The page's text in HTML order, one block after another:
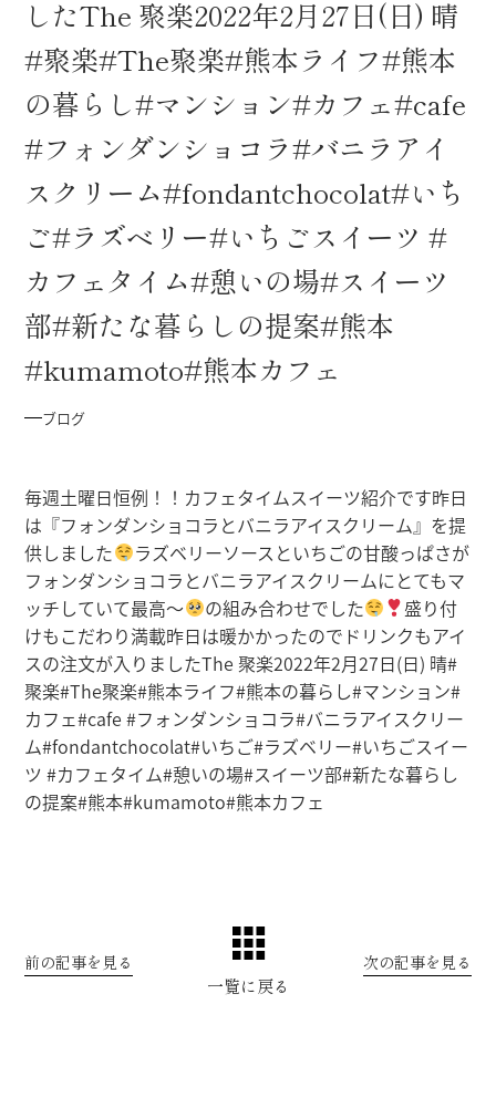
したThe 聚楽2022年2月27日(日) 晴
#聚楽#The聚楽#熊本ライフ#熊本
の暮らし#マンション#カフェ#cafe
#フォンダンショコラ#バニラアイ
スクリーム#fondantchocolat#いち
ご#ラズベリー#いちごスイーツ #
カフェタイム#憩いの場#スイーツ
部#新たな暮らしの提案#熊本
#kumamoto#熊本カフェ
ブログ
毎週土曜日恒例！！カフェタイムスイーツ紹介です昨日
は『フォンダンショコラとバニラアイスクリーム』を提
供しました
ラズベリーソースといちごの甘酸っぱさが
フォンダンショコラとバニラアイスクリームにとてもマ
ッチしていて最高〜
の組み合わせでした
盛り付
けもこだわり満載昨日は暖かかったのでドリンクもアイ
スの注文が入りましたThe 聚楽2022年2月27日(日) 晴#
聚楽#The聚楽#熊本ライフ#熊本の暮らし#マンション#
カフェ#cafe #フォンダンショコラ#バニラアイスクリー
ム#fondantchocolat#いちご#ラズベリー#いちごスイー
ツ #カフェタイム#憩いの場#スイーツ部#新たな暮らし
の提案#熊本#kumamoto#熊本カフェ
前の記事を見る
一覧に戻る
次の記事を見る